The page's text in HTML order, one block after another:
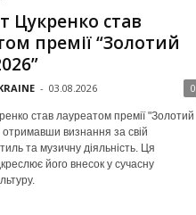
Цукренко став
премії “Золотий
- 03.08.2026 0
став лауреатом премії "Золотий
визнання за свій
та музичну діяльність. Ця
його внесок у сучасну